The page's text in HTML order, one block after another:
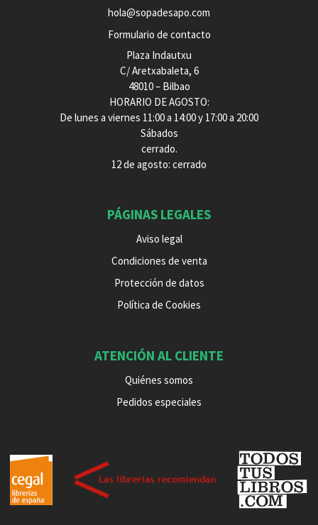
hola@sopadesapo.com
Formulario de contacto
Plaza Indautxu
C/ Aretxabaleta, 6
48010 – Bilbao
HORARIO DE AGOSTO:
De lunes a viernes 11:00 a 14:00 y 17:00 a 20:00
Sábados
cerrado.
12 de agosto: cerrado
PÁGINAS LEGALES
Aviso legal
Condiciones de venta
Protección de datos
Política de Cookies
ATENCIÓN AL CLIENTE
Quiénes somos
Pedidos especiales